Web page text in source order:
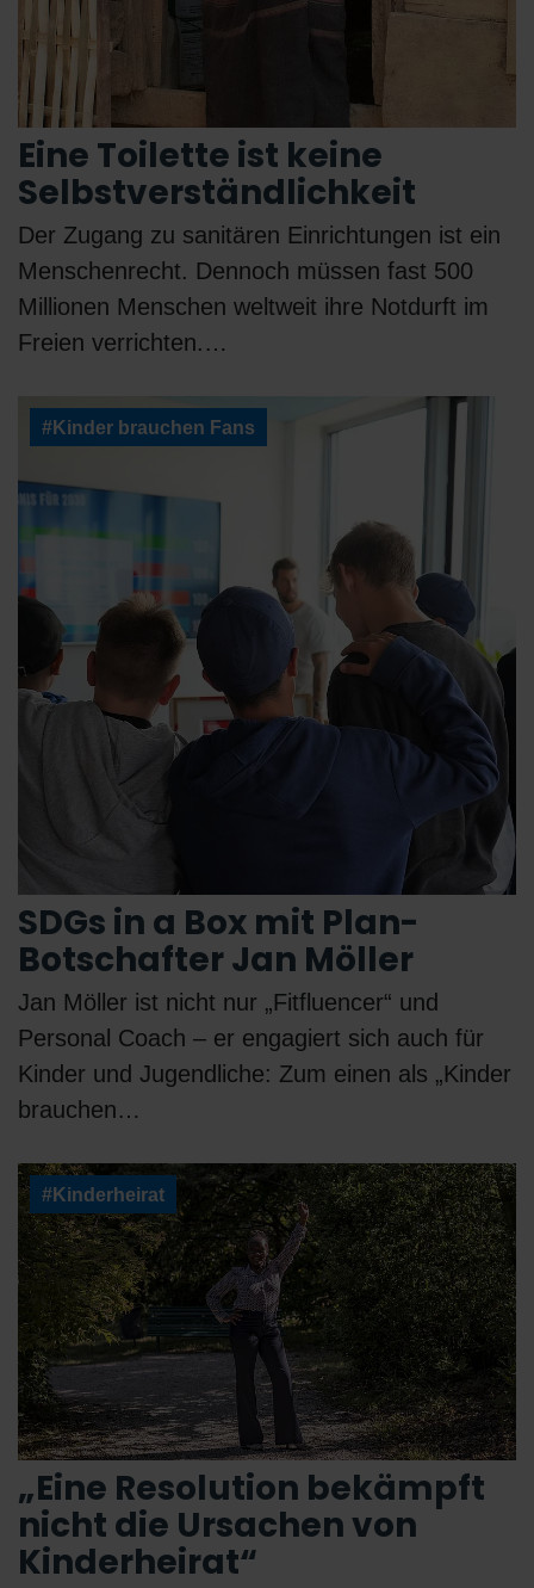
Eine Toilette ist keine
Selbstverständlichkeit
Der Zugang zu sanitären Einrichtungen ist ein
Menschenrecht. Dennoch müssen fast 500
Millionen Menschen weltweit ihre Notdurft im
Freien verrichten.…
#Kinder brauchen Fans
SDGs in a Box mit Plan-
Botschafter Jan Möller
Jan Möller ist nicht nur „Fitfluencer“ und
Personal Coach – er engagiert sich auch für
Kinder und Jugendliche: Zum einen als „Kinder
brauchen…
#Kinderheirat
„Eine Resolution bekämpft
nicht die Ursachen von
Kinderheirat“